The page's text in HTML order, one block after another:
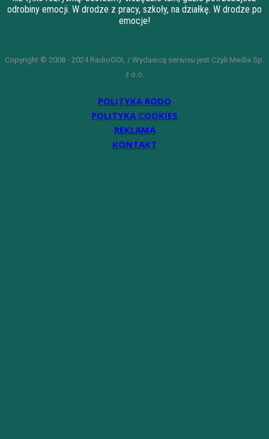
odrobiny emocji. W drodze z pracy, szkoły, na działkę. W drodze po
emocje!
Copyright © 2008 - 2024 RadioGOL / Wydawcą serwisu jest Czyli Media Sp.
z o.o.
POLITYKA RODO
POLITYKA COOKIES
REKLAMA
KONTAKT